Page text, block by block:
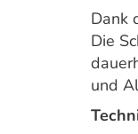
Dank
Die
und